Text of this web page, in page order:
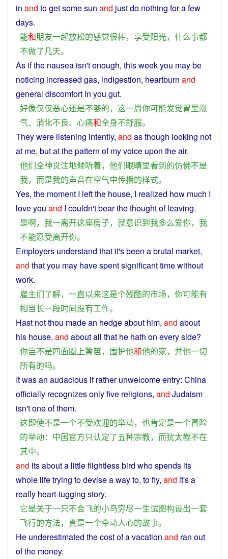
in and togetsomesun and justdo nothing forafew
days.
能和朋友一起放松的感觉很棒， 享受阳光， 什么事都
不做了几天。
As ifthe nausea isn'tenough, thisweekyou maybe
noticing increased gas, indigestion, heartburn and
general discomfort in you gut.
好像仅仅恶心还是不够的， 这一周你可能发觉胃里涨
气、 消化不良、 心痛和全身不舒服。
Theywere listening intently, and asthough looking not
at me, butat thepattern of myvoice upon theair.
他们全神贯注地倾听着， 他们眼睛里看到的仿佛不是
我， 而是我的声音在空气中传播的样式。
Yes, the moment I leftthe house, I realized how much I
loveyou and I couldn'tbearthe thought ofleaving.
是啊， 我一离开这座房子， 就意识到我多么爱你， 我
不能忍受离开你。
Employers understand that it'sbeen abrutal market,
and thatyou may havespentsignificanttimewithout
work.
雇主们了解， 一直以来这是个残酷的市场， 你可能有
相当长一段时间没有工作。
Hast notthou madean hedgeabout him, and about
his house, and aboutall that he hath on every side?
你岂不是四面圈上篱笆， 围护他和他的家， 并他一切
所有的吗。
Itwasan audacious if rather unwelcomeentry: China
officially recognizesonlyfive religions, and Judaism
isn'toneof them.
这即使不是一个不受欢迎的举动， 也肯定是一个冒险
的举动： 中国官方只认定了五种宗教， 而犹太教不在
其中。
and itsabouta littleflightlessbird who spends its
whole lifetrying to deviseawayto, tofly, and it'sa
really heart-tugging story.
它是关于一只不会飞的小鸟穷尽一生试图构设出一套
飞行的方法， 真是一个牵动人心的故事。
He underestimated thecostofavacation and ran out
of the money.